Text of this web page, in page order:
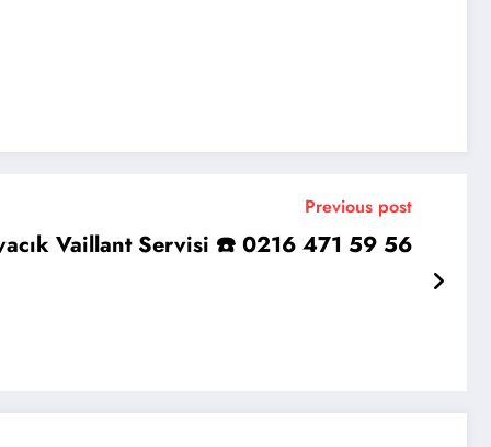
Previous post
Vaillant Servisi ☎️ 0216 471 59 56